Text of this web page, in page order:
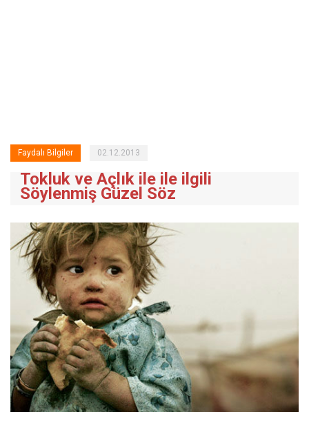
Faydalı Bilgiler 02.12.2013
Tokluk ve Açlık ile ile ilgili
Söylenmiş Güzel Söz